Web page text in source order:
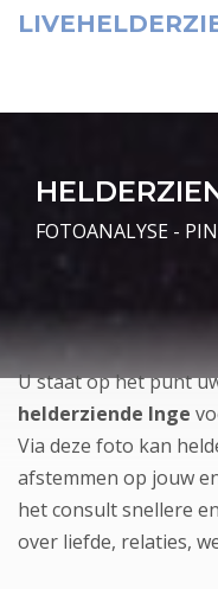
FOTOANALYSE -
U staat op het punt
helderziende Inge
Via deze foto kan
afstemmen op jouw
het consult snellere
over liefde, relaties,